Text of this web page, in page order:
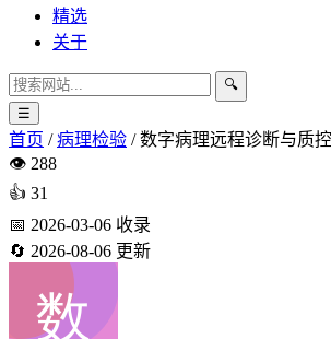
精选
关于
🔍
☰
首页 / 病理检验 / 数字病理远程诊断与质
👁️ 288
👍 31
📅 2026-03-06 收录
🔄 2026-08-06 更新